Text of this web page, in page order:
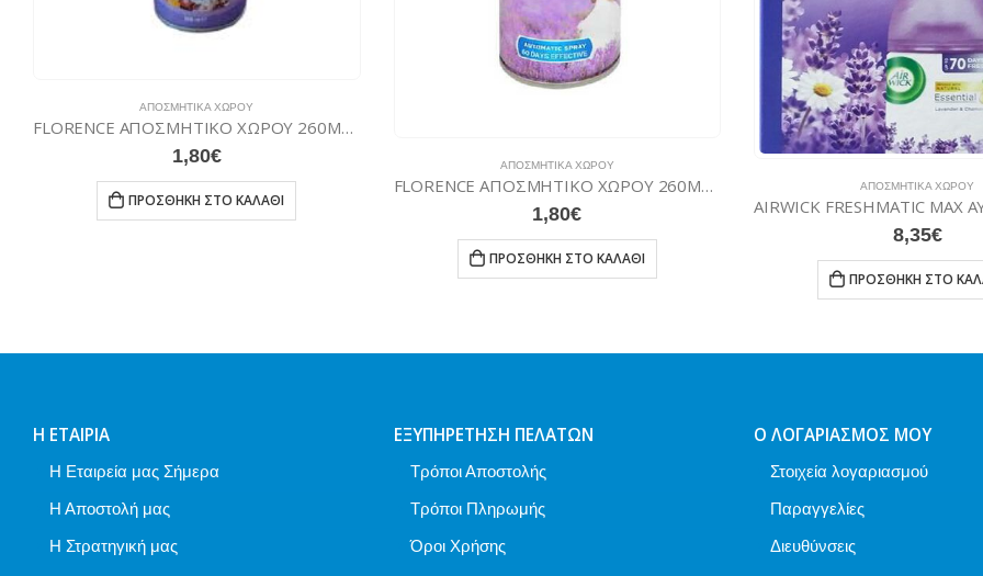
FLORENCE ΑΠΟΣΜΗΤΙΚΟ ΧΩΡΟΥ 260ML BOUQUET
ΑΠΟΣΜΗΤΙΚΆ ΧΏΡΟΥ
FLORENCE ΑΠΟΣΜΗΤΙΚΟ ΧΩΡΟΥ 260ML ΛΕΒΑΝΤΑ
ΑΠΟΣΜΗΤΙΚΆ ΧΏΡΟΥ
AIRWICK FRESHMATIC MAX ΑΥΤΟΜΑΤΟ ΣΠΡΕΙ 250ML ΛΕΒΑΝΤΑ & ΧΑΜΟΜΗΛΙ ΕΛΛΗΝΙΚΟ
8,35€
ΠΡΟΣΘΉΚΗ ΣΤΟ ΚΑΛΆΘΙ
Tork Floral Air
ΠΡΟΣΘΉΚΗ
Η ΕΤΑΙΡΊΑ
Η Εταιρεία μας Σήμερα
Η Αποστολή μας
Η Στρατηγική μας
ΕΞΥΠΗΡΈΤΗΣΗ ΠΕΛΑΤΏΝ
Τρόποι Αποστολής
Τρόποι Πληρωμής
Όροι Χρήσης
Ο ΛΟΓΑΡΙΑΣΜΌΣ ΜΟΥ
Στοιχεία λογαριασμού
Παραγγελίες
Διευθύνσεις